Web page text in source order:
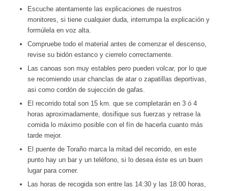
Escuche atentamente las explicaciones de nuestros
monitores, si tiene cualquier duda, interrumpa la explicación y
formúlela en voz alta.
Compruebe todo el material antes de comenzar el descenso,
revise su bidón estanco y cierrelo correctamente.
Las canoas son muy estables pero pueden volcar, por lo que
se recomiendo usar chanclas de atar o zapatillas deportivas,
asi como cordón de sujección de gafas.
El recorrido total son 15 km. que se completarán en 3 ó 4
horas aproximadamente, dosifique sus fuerzas y retrase la
comida lo máximo posible con el fín de hacerla cuanto más
tarde mejor.
El puente de Toraño marca la mitad del recorrido, en este
punto hay un bar y un teléfono, si lo desea éste es un buen
lugar para comer.
Las horas de recogida son entre las 14:30 y las 18:00 horas,